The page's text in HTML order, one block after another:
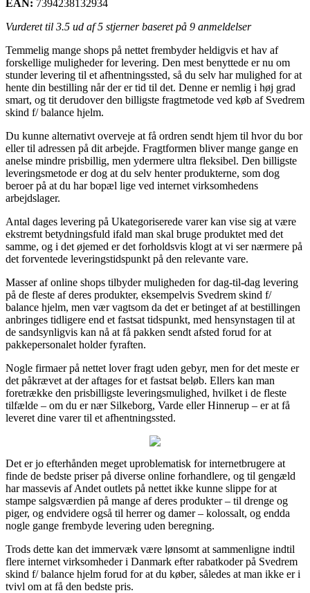
EAN: 7394238132934
Vurderet til 3.5 ud af 5 stjerner baseret på 9 anmeldelser
Temmelig mange shops på nettet frembyder heldigvis et hav af
forskellige muligheder for levering. Den mest benyttede er nu om
stunder levering til et afhentningssted, så du selv har mulighed for at
hente din bestilling når der er tid til det. Denne er nemlig i høj grad
smart, og tit derudover den billigste fragtmetode ved køb af Svedrem
skind f/ balance hjelm.
Du kunne alternativt overveje at få ordren sendt hjem til hvor du bor
eller til adressen på dit arbejde. Fragtformen bliver mange gange en
anelse mindre prisbillig, men ydermere ultra fleksibel. Den billigste
leveringsmetode er dog at du selv henter produkterne, som dog
beroer på at du har bopæl lige ved internet virksomhedens
arbejdslager.
Antal dages levering på Ukategoriserede varer kan vise sig at være
ekstremt betydningsfuld ifald man skal bruge produktet med det
samme, og i det øjemed er det forholdsvis klogt at vi ser nærmere på
det forventede leveringstidspunkt på den relevante vare.
Masser af online shops tilbyder muligheden for dag-til-dag levering
på de fleste af deres produkter, eksempelvis Svedrem skind f/
balance hjelm, men vær vagtsom da det er betinget af at bestillingen
anbringes tidligere end et fastsat tidspunkt, med hensynstagen til at
de sandsynligvis kan nå at få pakken sendt afsted forud for at
pakkepersonalet holder fyraften.
Nogle firmaer på nettet lover fragt uden gebyr, men for det meste er
det påkrævet at der aftages for et fastsat beløb. Ellers kan man
foretrække den prisbilligste leveringsmulighed, hvilket i de fleste
tilfælde – om du er nær Silkeborg, Varde eller Hinnerup – er at få
leveret dine varer til et afhentningssted.
Det er jo efterhånden meget uproblematisk for internetbrugere at
finde de bedste priser på diverse online forhandlere, og til gengæld
har massevis af Andet outlets på nettet ikke kunne slippe for at
stampe salgsværdien på mange af deres produkter – til drenge og
piger, og endvidere også til herrer og damer – kolossalt, og endda
nogle gange frembyde levering uden beregning.
Trods dette kan det immervæk være lønsomt at sammenligne indtil
flere internet virksomheder i Danmark efter rabatkoder på Svedrem
skind f/ balance hjelm forud for at du køber, således at man ikke er i
tvivl om at få den bedste pris.